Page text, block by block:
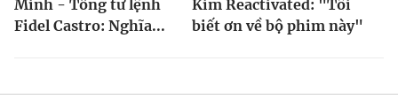
Minh - Tổng tư lệnh
Fidel Castro: Nghĩa...
Kim Reactivated: "Tôi
biết ơn về bộ phim này"